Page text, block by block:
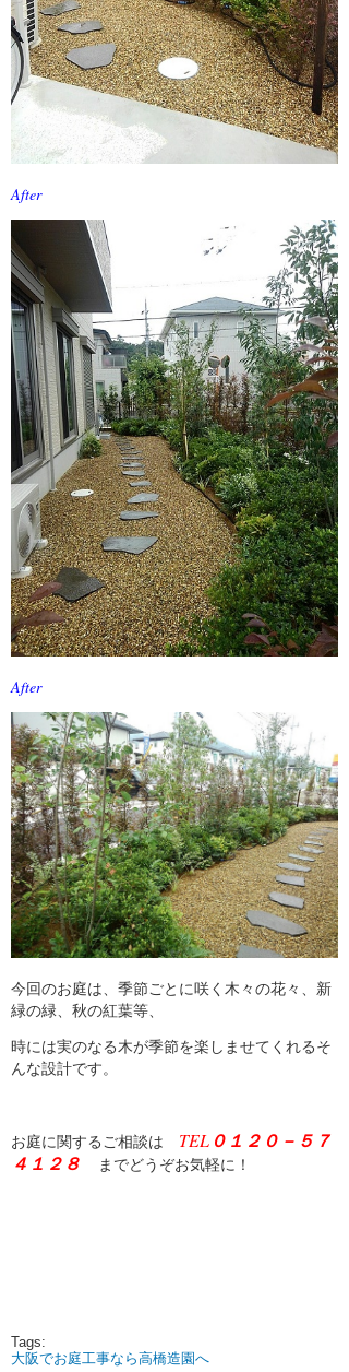
11月 2022 (1)
10月 2022 (1)
9月 2022 (1)
8月 2022 (1)
6月 2022 (1)
5月 2022 (1)
4月 2022 (1)
3月 2022 (1)
2月 2022 (1)
1月 2022 (1)
12月 2021 (1)
11月 2021 (1)
10月 2021 (1)
9月 2021 (1)
8月 2021 (1)
7月 2021 (1)
6月 2021 (1)
5月 2021 (1)
4月 2021 (1)
3月 2021 (1)
2月 2021 (2)
1月 2021 (1)
12月 2020 (1)
10月 2020 (2)
9月 2020 (2)
6月 2020 (2)
1月 2020 (2)
After
After
今回のお庭は、季節ごとに咲く木々の花々、新
緑の緑、秋の紅葉等、
時には実のなる木が季節を楽しませてくれるそ
んな設計です。
お庭に関するご相談は TEL ０１２０－５７
４１２８
までどうぞお気軽に！
Tags:
大阪でお庭工事なら高橋造園へ